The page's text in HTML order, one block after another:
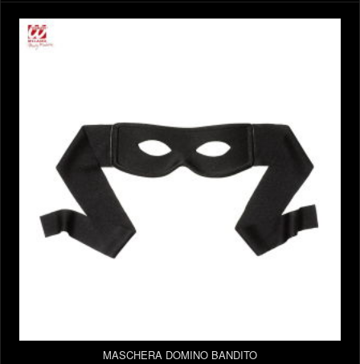
MASCHERA DOMINO BANDITO